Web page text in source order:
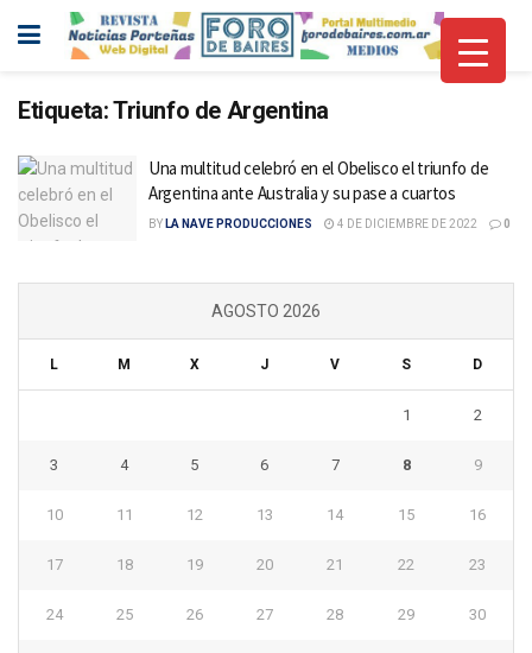
Etiqueta:Triunfo de Argentina
Una multitud celebró en el Obelisco el triunfo de
Argentina ante Australia y su pase a cuartos
BY LA NAVE PRODUCCIONES 4 DE DICIEMBRE DE 2022 0
AGOSTO 2026
L M X J V S D
1 2
3 4 5 6 7 8 9
10 11 12 13 14 15 16
17 18 19 20 21 22 23
24 25 26 27 28 29 30